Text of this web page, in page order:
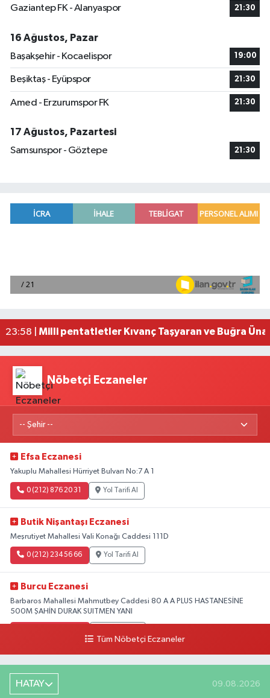
Gaziantep FK - Alanyaspor 21:30
16 Ağustos, Pazar
Başakşehir - Kocaelispor
19:00
Beşiktaş - Eyüpspor 21:30
Amed - Erzurumspor FK 21:30
17 Ağustos, Pazartesi
Samsunspor - Göztepe
21:30
00:39 |
Mersin'de uyuşturucu operasyonunda 190
23:58 | Milli pentatletler Kıvanç Taşyaran ve Buğra
Nöbetçi Eczaneler
Efsa Eczanesi
Yakuplu Mahallesi Hürriyet Bulvarı No:7 A 1
0 (212) 876 20 31 Yol Tarifi Al
Butik Nişantaşı Eczanesi
Meşrutiyet Mahallesi Vali Konağı Caddesi 111D
0 (212) 234 56 66 Yol Tarifi Al
Burcu Eczanesi
Barbaros Mahallesi Mahmutbey Caddesi 80 A A PLUS HASTANESİNE
500M ŞAHİN DURAK SUITMEN YANI
Akşemsettin Mahallesi Akdeniz Caddesi No:12 A 41.01948179055185,
28.946705949073934
Tüm Nöbetçi Eczaneler
HATAY 09.08.2026